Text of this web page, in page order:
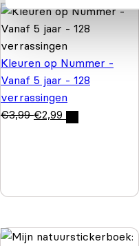
Kleuren op Nummer -
Vanaf 5 jaar - 128
verrassingen
€3,99 €2,99